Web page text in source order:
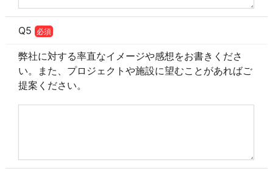
Q5 必須
弊社に対する率直なイメージや感想をお書きくださ
い。また、プロジェクトや施設に望むことがあればご
提案ください。